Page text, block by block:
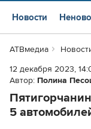
Новости
АТВмедиа
12 декабря 2023,
Автор: Полина
5